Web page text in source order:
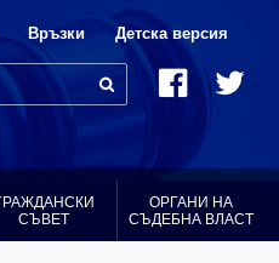
Връзки Детска версия
СЪВЕТ
ОРГАНИ НА
СЪДЕБНА ВЛАСТ